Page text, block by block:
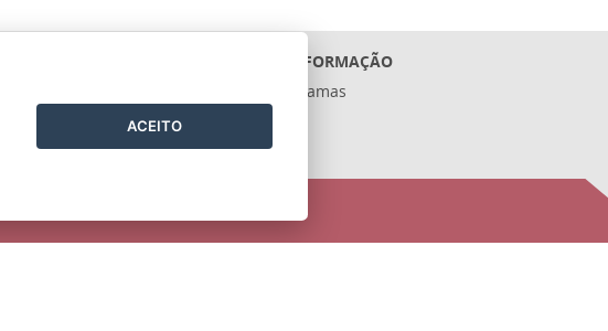
ACESSO À INFORMAÇÃO
Ações e Programas
Contratos
ACEITO